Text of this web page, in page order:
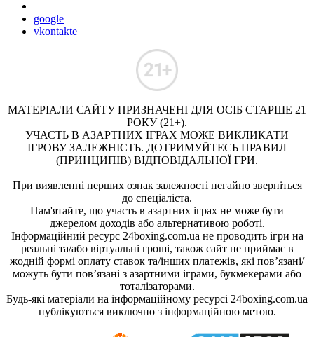
google
vkontakte
МАТЕРІАЛИ САЙТУ ПРИЗНАЧЕНІ ДЛЯ ОСІБ СТАРШЕ 21
РОКУ (21+).
УЧАСТЬ В АЗАРТНИХ ІГРАХ МОЖЕ ВИКЛИКАТИ
ІГРОВУ ЗАЛЕЖНІСТЬ. ДОТРИМУЙТЕСЬ ПРАВИЛ
(ПРИНЦИПІВ) ВІДПОВІДАЛЬНОЇ ГРИ.
При виявленні перших ознак залежності негайно зверніться
до спеціаліста.
Пам'ятайте, що участь в азартних іграх не може бути
джерелом доходів або альтернативою роботі.
Інформаційний ресурс 24boxing.com.ua не проводить ігри на
реальні та/або віртуальні гроші, також сайт не приймає в
жодній формі оплату ставок та/інших платежів, які пов’язані/
можуть бути пов’язані з азартними іграми, букмекерами або
тоталізаторами.
Будь-які матеріали на інформаційному ресурсі 24boxing.com.ua
публікуються виключно з інформаційною метою.